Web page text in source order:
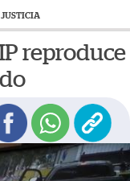
JUSTICIA
reproduce